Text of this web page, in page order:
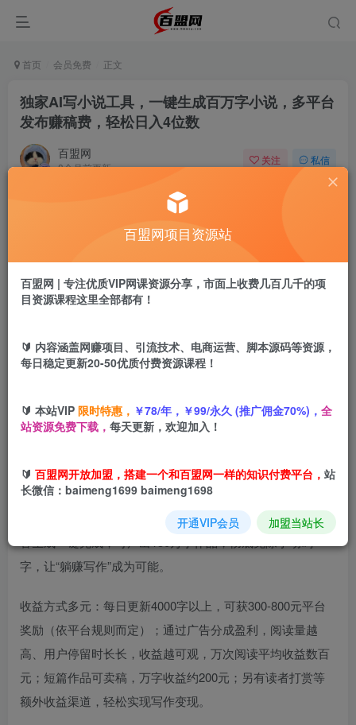
首页 会员免费 正文
独家AI写小说工具，一键生成百万字小说，多平台
发布赚稿费，轻松日入4位数
百盟网
8个月前更新
关注 私信
盟币9.9
立即购买
项目介绍
本项目借助AI实现小说创作全流程自动化，从大纲修改到内
字，让“躺赚写作”成为可能。
收益方式多元：每日更新4000字以上，可获300-800元平台
奖励（依平台规则而定）；通过广告分成盈利，阅读量越
高、用户停留时长长，收益越可观，万次阅读平均收益数百
元；短篇作品可卖稿，万字收益约200元；另有读者打赏等
额外收益渠道，轻松实现写作变现。
百盟网项目资源站
百盟网 | 专注优质VIP网课资源分享，市面上收费几百几千的项
目资源课程这里全部都有！
🔰 内容涵盖网赚项目、引流技术、电商运营、脚本源码等资源，
每日稳定更新20-50优质付费资源课程！
🔰 本站VIP 限时特惠， ￥78/年，￥99/永久 (推广佣金70%)， 全
站资源免费下载， 每天更新，欢迎加入！
🔰 百盟网开放加盟，搭建一个和百盟网一样的知识付费平台， 站
长微信：baimeng1699 baimeng1698
开通VIP会员 加盟当站长